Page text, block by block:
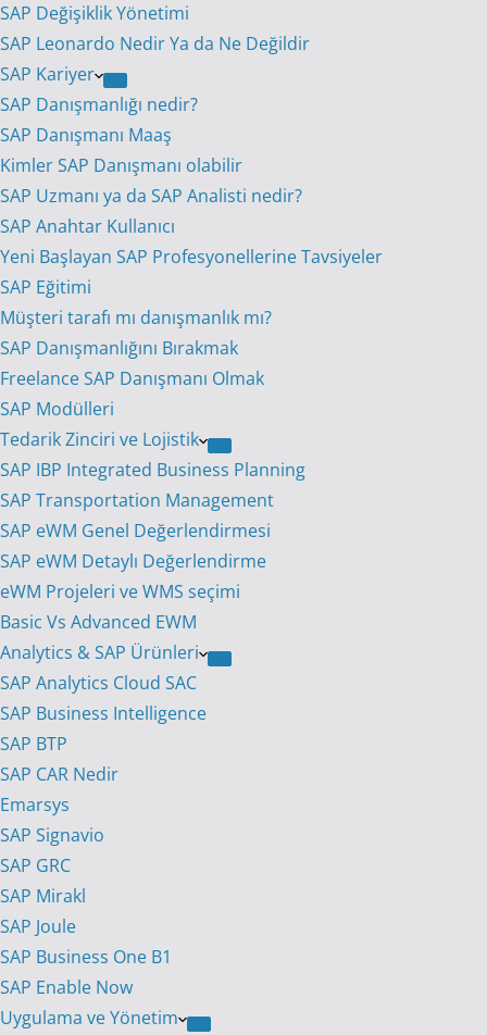
SAP Değişiklik Yönetimi
SAP Leonardo Nedir Ya da Ne Değildir
SAP Kariyer
SAP Danışmanlığı nedir?
SAP Danışmanı Maaş
Kimler SAP Danışmanı olabilir
SAP Uzmanı ya da SAP Analisti nedir?
SAP Anahtar Kullanıcı
Yeni Başlayan SAP Profesyonellerine Tavsiyeler
SAP Eğitimi
Müşteri tarafı mı danışmanlık mı?
SAP Danışmanlığını Bırakmak
Freelance SAP Danışmanı Olmak
SAP Modülleri
Tedarik Zinciri ve Lojistik
SAP IBP Integrated Business Planning
SAP Transportation Management
SAP eWM Genel Değerlendirmesi
SAP eWM Detaylı Değerlendirme
eWM Projeleri ve WMS seçimi
Basic Vs Advanced EWM
Analytics & SAP Ürünleri
SAP Analytics Cloud SAC
SAP Business Intelligence
SAP BTP
SAP CAR Nedir
Emarsys
SAP Signavio
SAP GRC
SAP Mirakl
SAP Joule
SAP Business One B1
SAP Enable Now
Uygulama ve Yönetim